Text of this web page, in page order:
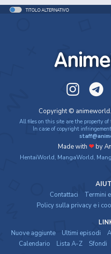
TITOLO ALTERNATIVO
Copyright ©
All files on this site are the property
In case of copyright
Made with ❤by
HentaiWorld, MangaWorld,
Contattaci
Termini
Policy sulla privacy e i
Nuove aggiunte
Ultimi episodi
Calendario
Lista A-Z Sfondi